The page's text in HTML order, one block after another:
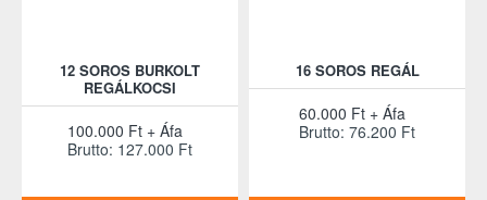
12 SOROS BURKOLT
REGÁLKOCSI
100.000 Ft + Áfa
Brutto: 127.000 Ft
16 SOROS REGÁL
60.000 Ft + Áfa
Brutto: 76.200 Ft